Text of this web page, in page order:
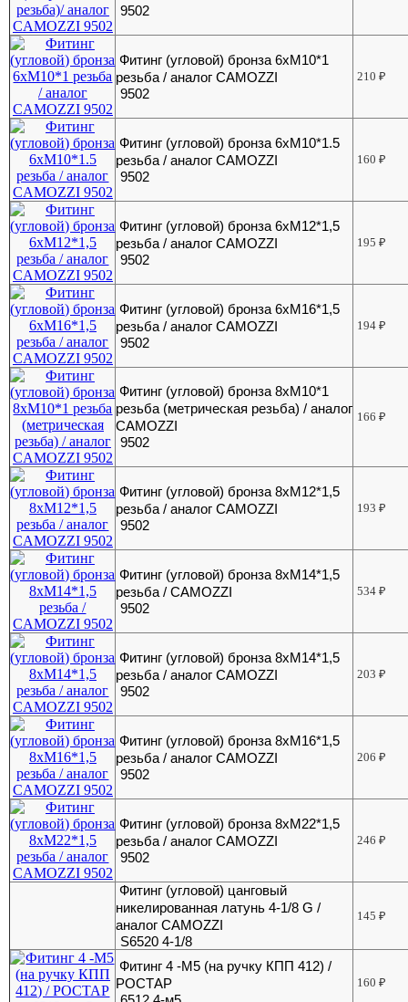
9502
Фитинг (угловой) бронза 6хМ10*1
резьба / аналог CAMOZZI
9502
210₽
Фитинг (угловой) бронза 6хМ10*1.5
резьба / аналог CAMOZZI
9502
160₽
Фитинг (угловой) бронза 6хМ12*1,5
резьба / аналог CAMOZZI
9502
195₽
Фитинг (угловой) бронза 6хМ16*1,5
резьба / аналог CAMOZZI
9502
194₽
Фитинг (угловой) бронза 8хМ10*1
резьба (метрическая резьба) / аналог
CAMOZZI
9502
166₽
Фитинг (угловой) бронза 8хМ12*1,5
резьба / аналог CAMOZZI
9502
193₽
Фитинг (угловой) бронза 8хМ14*1,5
резьба / CAMOZZI
9502
534₽
Фитинг (угловой) бронза 8хМ14*1,5
резьба / аналог CAMOZZI
9502
203₽
Фитинг (угловой) бронза 8хМ16*1,5
резьба / аналог CAMOZZI
9502
206₽
Фитинг (угловой) бронза 8хМ22*1,5
резьба / аналог CAMOZZI
9502
246₽
Фитинг (угловой) цанговый
никелированная латунь 4-1/8 G /
аналог CAMOZZI
S6520 4-1/8
145₽
Фитинг 4 -М5 (на ручку КПП 412) /
РОСТАР
160₽